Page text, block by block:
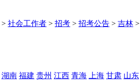
> 社会工作者 > 招考 > 招考公告 > 吉林 >
湖南 福建 贵州 江西 青海 上海 甘肃 山东